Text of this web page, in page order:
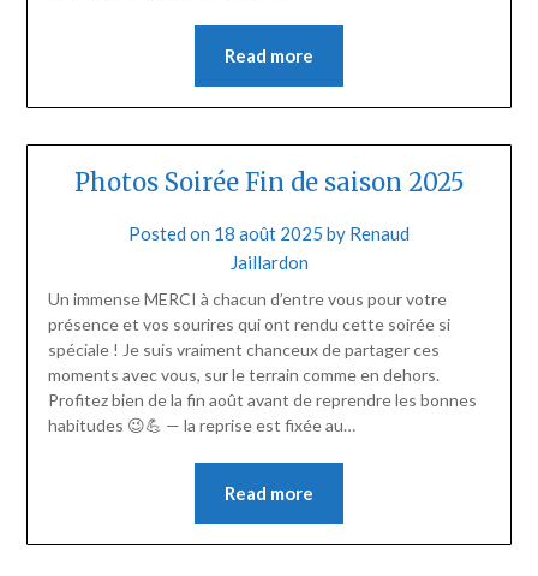
Read more
Photos Soirée Fin de saison 2025
Posted on 18 août 2025 by Renaud
Jaillardon
Un immense MERCI à chacun d’entre vous pour votre
présence et vos sourires qui ont rendu cette soirée si
spéciale ! Je suis vraiment chanceux de partager ces
moments avec vous, sur le terrain comme en dehors.
Profitez bien de la fin août avant de reprendre les bonnes
habitudes 😉💪 — la reprise est fixée au…
Read more